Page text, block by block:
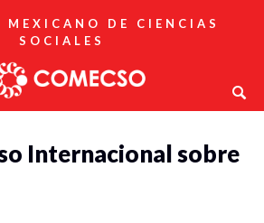
MEXICANO DE CIENCIAS
SOCIALES
Internacional sobre